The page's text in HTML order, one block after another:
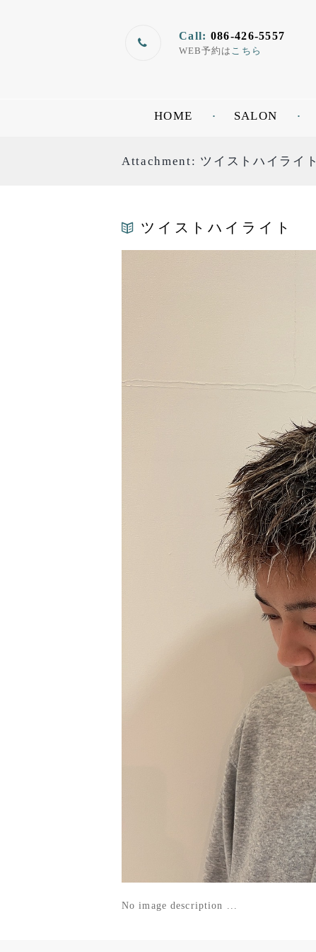
Call: 086-426-5557
WEB予約は こちら
HOME SALON
Attachment: ツイストハイライト
ツイストハイライト
No image description ...